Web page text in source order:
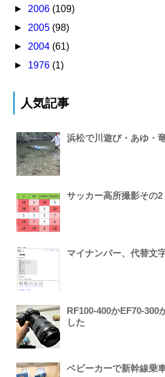
► 2006 (109)
► 2005 (98)
► 2004 (61)
► 1976 (1)
人気記事
浜松で川遊び・あゆ・
サッカー高所撮影その
マイナンバー、代替文
RF100-400かEF70-300
した
ベビーカーで新幹線乗